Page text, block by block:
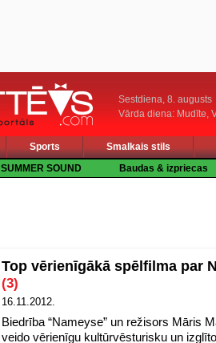
Sestdiena, 8. augusts
Vārda diena: Mudīte,
Sports
Smalkais stils
SUMMER SOUND Baudas & izpriecas
Top vērienīgākā spēlfilma par
(3)
16.11.2012.
Biedrība “Nameyse” un režisors Māris
veido vērienīgu kultūrvēsturisku un